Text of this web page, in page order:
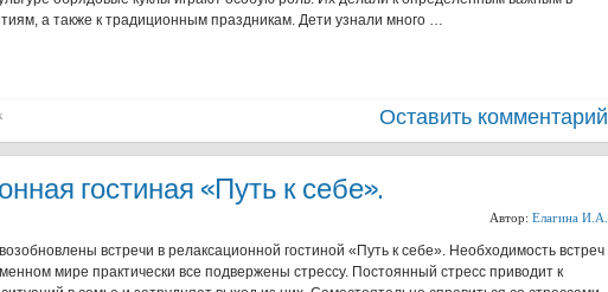
а также к традиционным праздникам. Дети узнали много …
Оставить комментарий
гостиная «Путь к себе».
Автор: Елагина И.А.
встречи в релаксационной гостиной «Путь к себе». Необходимость встреч
мире практически все подвержены стрессу. Постоянный стресс приводит к